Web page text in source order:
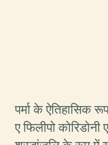
पर्मा के ऐतिहासिक
ए फिलीपो